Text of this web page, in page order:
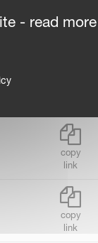
copy
link
copy
link
- read more